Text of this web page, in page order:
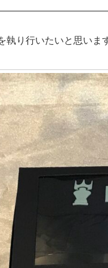
執り行いたいと思いま